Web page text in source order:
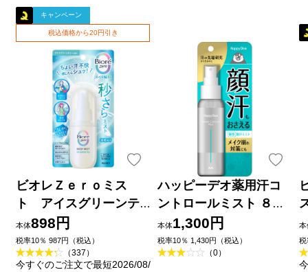
キャンペーン
税込価格から20円引き
ビオレＺｅｒｏミス
ト アイスグリーンテ
ィーの香り ６０ｍＬ 花
王
本体898円
税率10％ 987円（税込）
（337）
今すぐのご注文で最短2026/08/
ハッピーデオ薬用汗コ
ントロールミスト ８０
ｍｌ マンダム (医薬部外
品)
本体1,300円
税率10％ 1,430円（税込）
（0）
本
税